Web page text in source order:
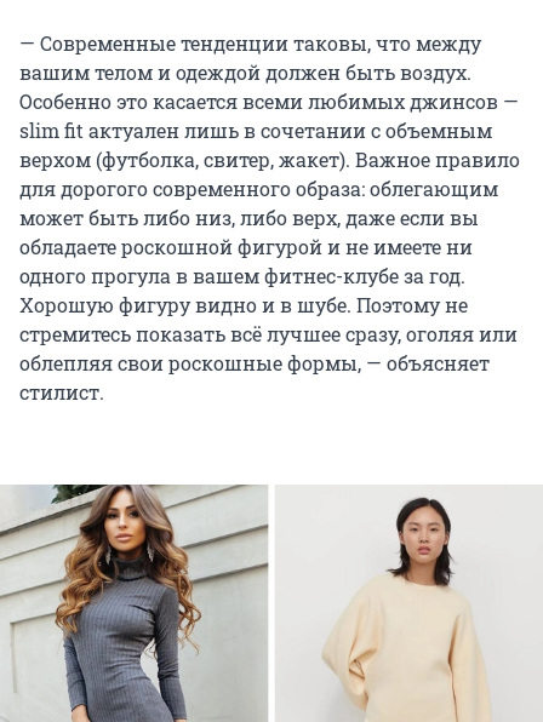
— Современные тенденции таковы, что между
вашим телом и одеждой должен быть воздух.
Особенно это касается всеми любимых джинсов —
slim fit актуален лишь в сочетании с объемным
верхом (футболка, свитер, жакет). Важное правило
для дорогого современного образа: облегающим
может быть либо низ, либо верх, даже если вы
обладаете роскошной фигурой и не имеете ни
одного прогула в вашем фитнес-клубе за год.
Хорошую фигуру видно и в шубе. Поэтому не
стремитесь показать всё лучшее сразу, оголяя или
облепляя свои роскошные формы, — объясняет
стилист.